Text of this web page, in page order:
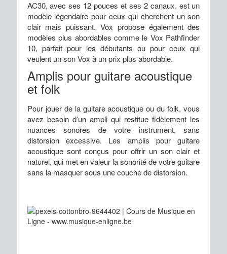
AC30, avec ses 12 pouces et ses 2 canaux, est un
modèle légendaire pour ceux qui cherchent un son
clair mais puissant. Vox propose également des
modèles plus abordables comme le Vox Pathfinder
10, parfait pour les débutants ou pour ceux qui
veulent un son Vox à un prix plus abordable.
Amplis pour guitare acoustique
et folk
Pour jouer de la guitare acoustique ou du folk, vous
avez besoin d’un ampli qui restitue fidèlement les
nuances sonores de votre instrument, sans
distorsion excessive. Les amplis pour guitare
acoustique sont conçus pour offrir un son clair et
naturel, qui met en valeur la sonorité de votre guitare
sans la masquer sous une couche de distorsion.